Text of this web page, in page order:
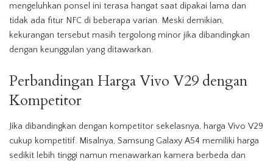
mengeluhkan ponsel ini terasa hangat saat dipakai lama dan
tidak ada fitur NFC di beberapa varian. Meski demikian,
kekurangan tersebut masih tergolong minor jika dibandingkan
dengan keunggulan yang ditawarkan.
Perbandingan Harga Vivo V29 dengan
Kompetitor
Jika dibandingkan dengan kompetitor sekelasnya, harga Vivo V29
cukup kompetitif. Misalnya, Samsung Galaxy A54 memiliki harga
sedikit lebih tinggi namun menawarkan kamera berbeda dan